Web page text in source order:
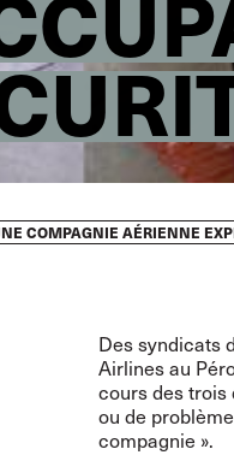
COMPAGNIE AÉRIENNE
Des syndicats
Airlines au
cours des trois
ou de
compagnie ».